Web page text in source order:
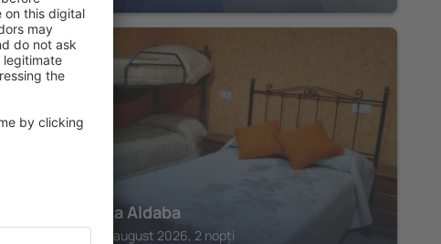
LUCILLOS
Hostal La Aldaba
Lucillos, 14 august 2026, 2 nopți